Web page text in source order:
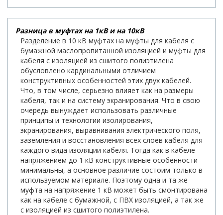
Разница в муфтах на 1кВ и на 10кВ
Разделение в 10 кВ муфтах на муфты для кабеля с
бумажной маслопропитанной изоляцией и муфты для
кабеля с изоляцией из сшитого полиэтилена
обусловлено кардинальными отличием
конструктивных особенностей этих двух кабелей.
Что, в том числе, серьезно влияет как на размеры
кабеля, так и на систему экранирования. Что в свою
очередь вынуждает использовать различные
принципы и технологии изолирования,
экранирования, выравнивания электрического поля,
заземления и восстановления всех слоев кабеля для
каждого вида изоляции кабеля. Тогда как в кабеле
напряжением до 1 кВ конструктивные особенности
минимальны, а основное различие состоим только в
используемом материале. Поэтому одна и та же
муфта на напряжение 1 кВ может быть смонтирована
как на кабеле с бумажной, с ПВХ изоляцией, а так же
с изоляцией из сшитого полиэтилена.